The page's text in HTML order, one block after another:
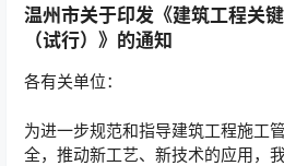
温州市关于印发《建筑工程关
（试行）》的通知
各有关单位：
为进一步规范和指导建筑工程施工
全，推动新工艺、新技术的应用，